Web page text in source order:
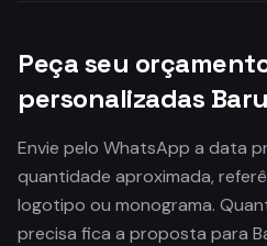
Peça seu
personalizadas
Envie pelo WhatsApp a data
quantidade aproximada,
logotipo ou monograma.
precisa fica a proposta para